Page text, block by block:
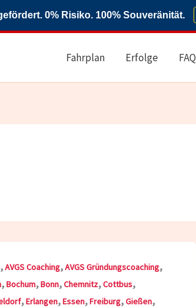
0% Risiko. 100% Souveränität.
Fahrplan Erfolge FAQ
,AVGS Coaching,AVGS Gründungscoaching,
,Bochum,Bonn,Chemnitz,Cottbus,
,Erlangen,Essen,Freiburg,Gießen,